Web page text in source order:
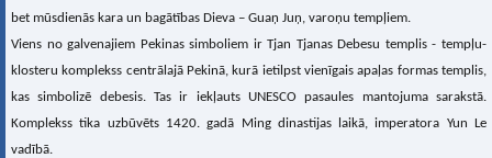
bet mūsdienās kara un bagātības Dieva – Guaņ Juņ, varoņu tempļiem.
Viens no galvenajiem Pekinas simboliem ir Tjan Tjanas Debesu templis - tempļu-
klosteru komplekss centrālajā Pekinā, kurā ietilpst vienīgais apaļas formas templis,
kas simbolizē debesis. Tas ir iekļauts UNESCO pasaules mantojuma sarakstā.
Komplekss tika uzbūvēts 1420. gadā Ming dinastijas laikā, imperatora Yun Le
vadībā.